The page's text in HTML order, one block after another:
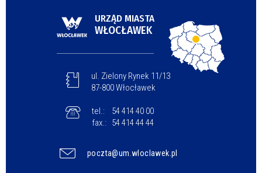
URZĄD MIASTA
WŁOCŁAWEK
ul. Zielony Rynek 11/13
87-800 Włocławek
tel.:
54 414 40 00
fax.:
54 414 44 44
poczta@um.wloclawek.pl